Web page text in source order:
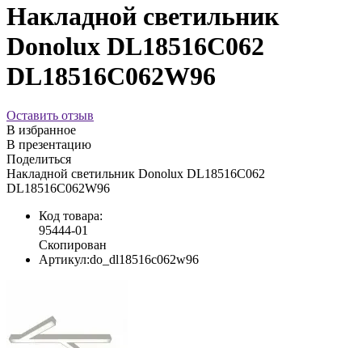
Накладной светильник
Donolux DL18516C062
DL18516C062W96
Оставить отзыв
В избранное
В презентацию
Поделиться
Накладной светильник Donolux DL18516C062
DL18516C062W96
Код товара:
95444-01
Скопирован
Артикул:do_dl18516c062w96